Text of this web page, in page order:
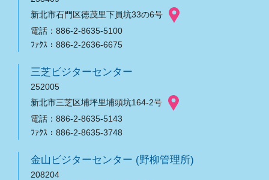
新北市石門区徳茂里下員坑33の6号
電話：886-2-8635-5100
ﾌｧｸｽ：886-2-2636-6675
三芝ビジターセンター
252005
新北市三芝区埔坪里埔頭坑164-2号
電話：886-2-8635-5143
ﾌｧｸｽ：886-2-8635-3748
金山ビジターセンター (野柳管理所)
208204